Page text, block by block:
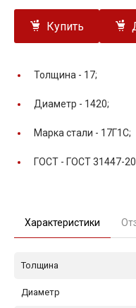
Купить
Толщина - 17;
Диаметр - 1420;
Марка стали - 17Г1С;
ГОСТ - ГОСТ 31447-
Характеристики
Толщина
Диаметр